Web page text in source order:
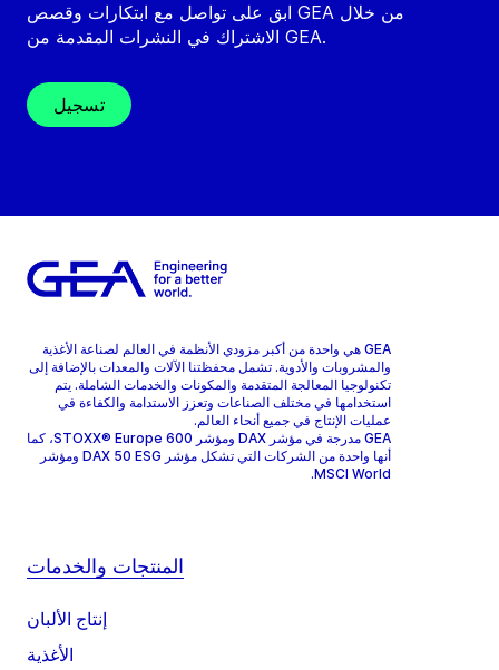
ابق على تواصل مع ابتكارات وقصص GEA من خلال
الاشتراك في النشرات المقدمة من GEA.
تسجيل
GEA هي واحدة من أكبر مزودي الأنظمة في العالم لصناعة الأغذية
والمشروبات والأدوية. تشمل محفظتنا الآلات والمعدات بالإضافة إلى
تكنولوجيا المعالجة المتقدمة والمكونات والخدمات الشاملة. يتم
استخدامها في مختلف الصناعات وتعزز الاستدامة والكفاءة في
عمليات الإنتاج في جميع أنحاء العالم.
GEA مدرجة في مؤشر DAX ومؤشر STOXX® Europe 600، كما
أنها واحدة من الشركات التي تشكل مؤشر DAX 50 ESG ومؤشر
MSCI World.
المنتجات والخدمات
إنتاج الألبان
الأغذية